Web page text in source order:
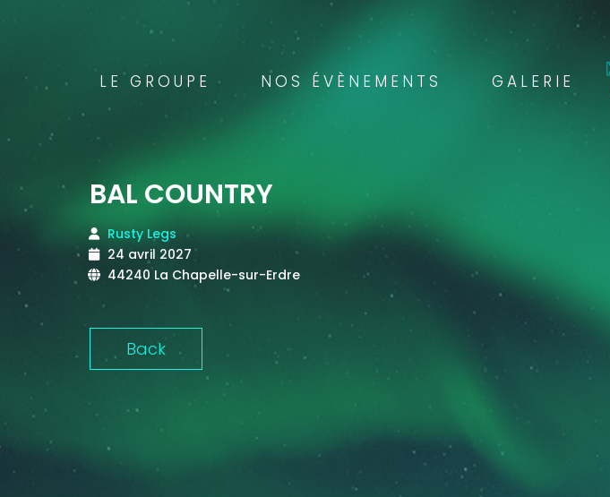
LE GROUPE NOS ÉVÈNEMENTS GALERIE
BAL COUNTRY
Rusty Legs
24 avril 2027
44240 La Chapelle-sur-Erdre
Back